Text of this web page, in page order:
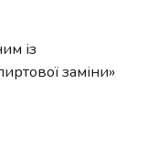
із
заміни»